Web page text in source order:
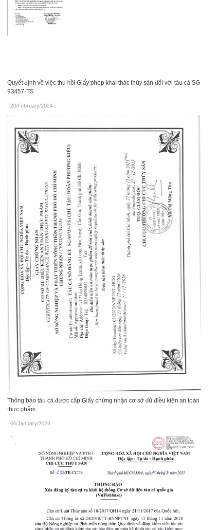
Quyết định về việc thu hồi Giấy phép khai thác thủy sản đối với tàu cá SG-
93457-TS
20/February/2024
Thông báo tàu cá được cấp Giấy chứng nhận cơ sở đủ điều kiện an toàn
thực phẩm
06/January/2024